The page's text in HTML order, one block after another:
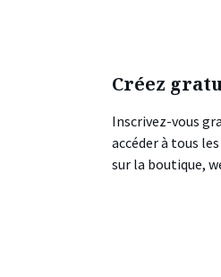
Créez
Inscrivez-vous
accéder à tous
sur la boutique,